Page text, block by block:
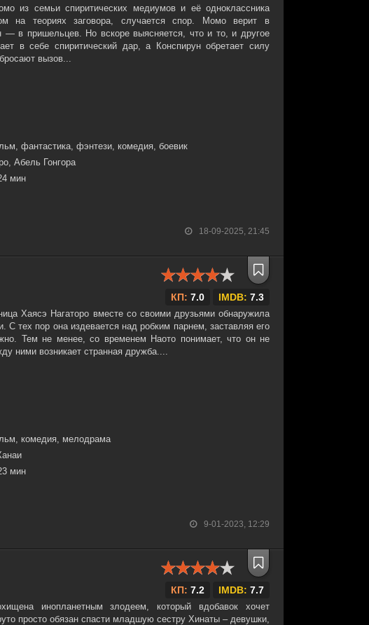
18-09-2025, 21:45
из семьи спиритических медиумов и её одноклассника
на теориях заговора, случается спор. Момо верит в
— в пришельцев. Но вскоре выясняется, что и то, и другое
в себе спиритический дар, а Конспирун обретает силу
вызов...
фантастика, фэнтези, комедия, боевик
Абель Гонгора
мин
КП: 7.0 IMDB: 7.3
9-01-2023, 12:29
Хаясэ Нагаторо вместе со своими друзьями обнаружила
С тех пор она издевается над робким парнем, заставляя его
Тем не менее, со временем Наото понимает, что он не
ними возникает странная дружба....
комедия, мелодрама
мин
КП: 7.2 IMDB: 7.7
инопланетным злодеем, который вдобавок хочет
просто обязан спасти младшую сестру Хинаты – девушки,